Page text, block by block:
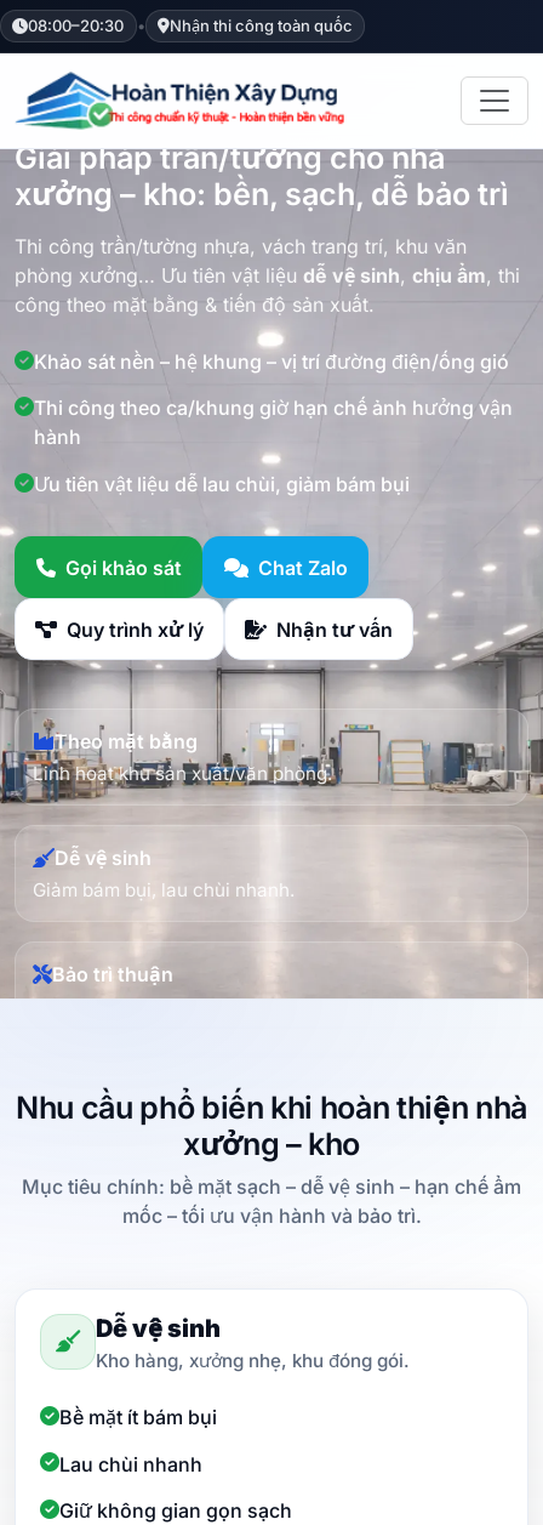
08:00–20:30 • Nhận thi công toàn quốc
Nhà xưởng – kho
Dễ vệ sinh
Bền – phù hợp khu ẩm
Giải pháp trần/tường cho nhà
xưởng – kho: bền, sạch, dễ bảo trì
Thi công trần/tường nhựa, vách trang trí, khu văn
phòng xưởng… Ưu tiên vật liệu dễ vệ sinh, chịu ẩm, thi
công theo mặt bằng & tiến độ sản xuất.
Khảo sát nền – hệ khung – vị trí đường điện/ống gió
Thi công theo ca/khung giờ hạn chế ảnh hưởng vận
hành
Ưu tiên vật liệu dễ lau chùi, giảm bám bụi
Gọi khảo sát Chat Zalo
Quy trình xử lý Nhận tư vấn
Theo mặt bằng
Linh hoạt khu sản xuất/văn phòng.
Dễ vệ sinh
Giảm bám bụi, lau chùi nhanh.
Bảo trì thuận
đề xuất vật liệu phù hợp.
Nhu cầu phổ biến khi hoàn thiện nhà
xưởng – kho
Mục tiêu chính: bề mặt sạch – dễ vệ sinh – hạn chế ẩm
mốc – tối ưu vận hành và bảo trì.
Dễ vệ sinh
Kho hàng, xưởng nhẹ, khu đóng gói.
Bề mặt ít bám bụi
Lau chùi nhanh
Giữ không gian gọn sạch